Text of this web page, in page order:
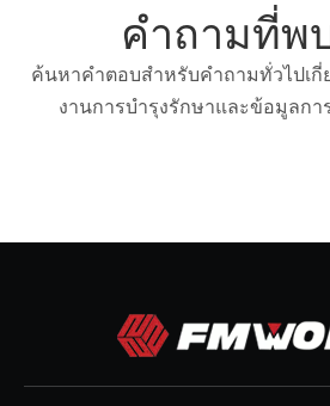
คำถามที่พ
ค้นหาคำตอบสำหรับคำถามทั่วไปเ
งานการบำรุงรักษาและข้อมูลกา